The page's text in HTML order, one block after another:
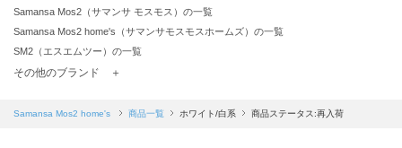
Samansa Mos2（サマンサ モスモス）の一覧
Samansa Mos2 home's（サマンサモスモスホームズ）の一覧
SM2（エスエムツー）の一覧
TSUHARU by Samansa Mos2（ツハルバイサマンサモスモス）の一覧
Samansa Mos2 blue（サマンサモスモス ブルー）の一覧
その他のブランド ＋
Samansa Mos2 home's 商品一覧 ホワイト/白系 商品ステータス:再入荷